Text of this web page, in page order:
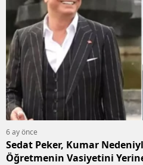
6 ay önce
Sedat Peker, Kumar
Öğretmenin Vasiyetini